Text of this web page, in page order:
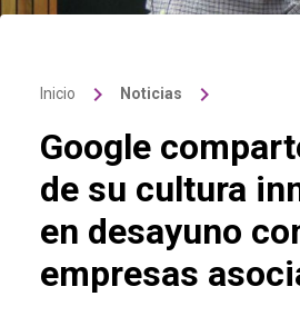
Inicio keyboard_arrow_right Noticias keyboard_arrow_right
Google
de su cultura
en desayuno
empresas